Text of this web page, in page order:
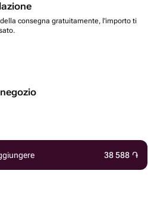
consegna gratuitamente, l'importo ti
38 588 ֏